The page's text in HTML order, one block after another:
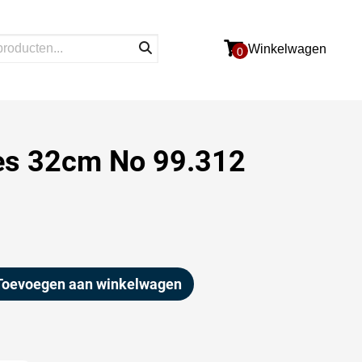
0 Winkelwagen
32cm No 99.312
aan winkelwagen